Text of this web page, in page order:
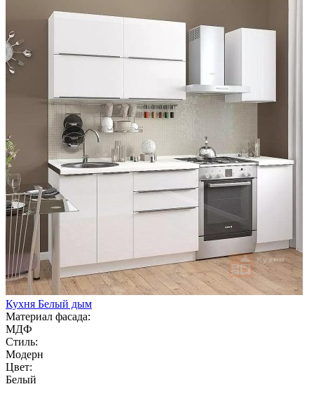
Кухня Белый дым
Материал фасада:
МДФ
Стиль:
Модерн
Цвет:
Белый